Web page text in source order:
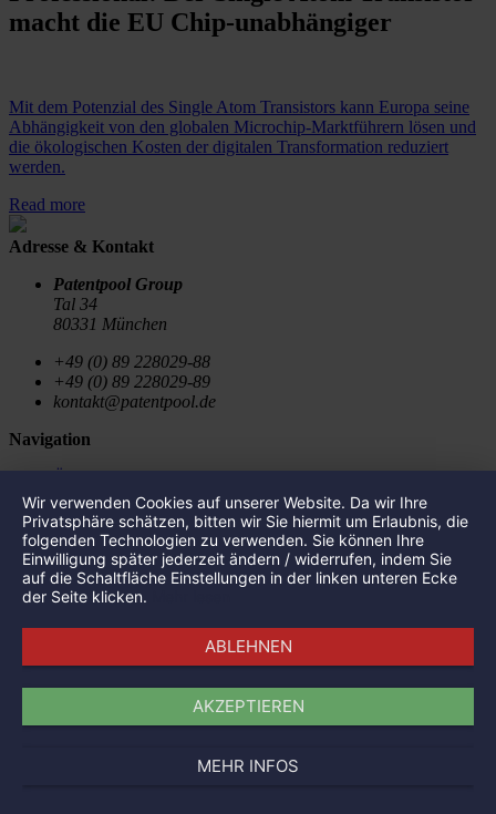
macht die EU Chip-unabhängiger
Mit dem Potenzial des Single Atom Transistors kann Europa seine
Abhängigkeit von den globalen Microchip-Marktführern lösen und
die ökologischen Kosten der digitalen Transformation reduziert
werden.
Read more
Adresse & Kontakt
Patentpool Group
Tal 34
80331 München
+49 (0) 89 228029-88
+49 (0) 89 228029-89
kontakt@patentpool.de
Navigation
Portfolio
Aktuelles
Presse
Impressum
Datenschutz
Single Atom Technologies
Canify
Wispr Communication
Wir verwenden Cookies auf unserer Website. Da wir Ihre
Privatsphäre schätzen, bitten wir Sie hiermit um Erlaubnis, die
folgenden Technologien zu verwenden. Sie können Ihre
Einwilligung später jederzeit ändern / widerrufen, indem Sie
auf die Schaltfläche Einstellungen in der linken unteren Ecke
der Seite klicken.
ABLEHNEN
AKZEPTIEREN
MEHR INFOS